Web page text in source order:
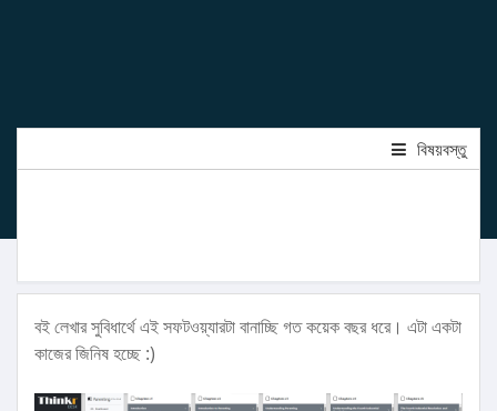
বিষয়বস্তু
বই লেখার সুবিধার্থে এই সফটওয়্যারটা বানাচ্ছি গত কয়েক বছর ধরে। এটা একটা
কাজের জিনিষ হচ্ছে :)